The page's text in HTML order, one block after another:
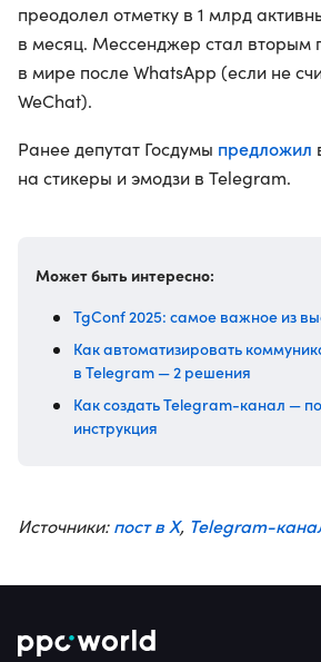
преодолел отметку в 1 млрд
в месяц. Мессенджер стал вторым
в мире после WhatsApp (если не
WeChat).
Ранее депутат Госдумы предложил
на стикеры и эмодзи в Telegram.
Может быть интересно:
TgConf 2025: самое важное из
Как автоматизировать
в Telegram — 2 решения
Как создать Telegram-канал —
инструкция
Источники:пост в X, Telegram-